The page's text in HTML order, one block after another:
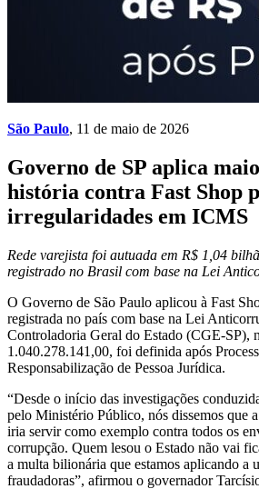
São Paulo, 11 de maio de 2026
Governo de SP aplica
história contra Fast Shop
irregularidades em ICMS
Rede varejista foi autuada em R$ 1,04
registrado no Brasil com base na Lei
O Governo de São Paulo aplicou à Fast
registrada no país com base na Lei
Controladoria Geral do Estado (CGE-SP),
1.040.278.141,00, foi definida após
Responsabilização de Pessoa Jurídica.
“Desde o início das investigações
pelo Ministério Público, nós dissemos que
iria servir como exemplo contra todos os
corrupção. Quem lesou o Estado não vai
a multa bilionária que estamos aplicando a
fraudadoras”, afirmou o governador